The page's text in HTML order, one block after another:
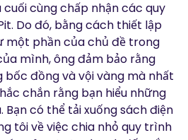
cuối cùng chấp nhận các quy
Do đó, bằng cách thiết lập
một phần của chủ đề trong
mình, ông đảm bảo rằng
đồng và vội vàng mà nhất
chắn rằng bạn hiểu những
có thể tải xuốngsách điện
tôi về việc chia nhỏ quy trình